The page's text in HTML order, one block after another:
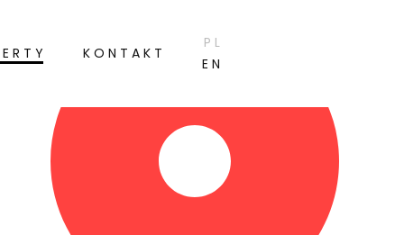
KONTAKT
PL
EN